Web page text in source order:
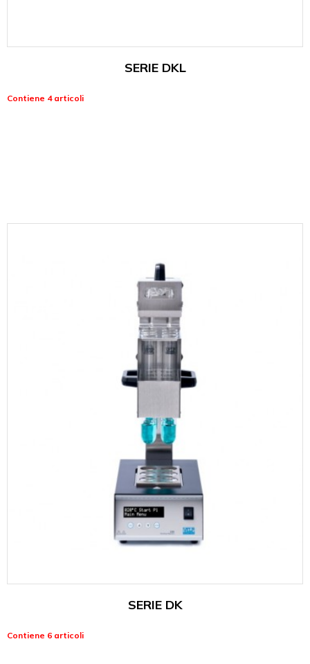
SERIE DKL
Contiene 4 articoli
SERIE DK
Contiene 6 articoli